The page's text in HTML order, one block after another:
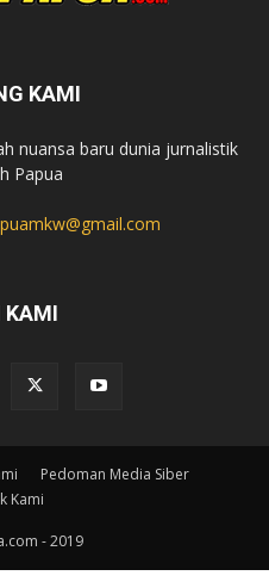
KAMI
nuansa baru dunia jurnalistik
Papua
KAMI
Pedoman Media Siber
Kami
- 2019